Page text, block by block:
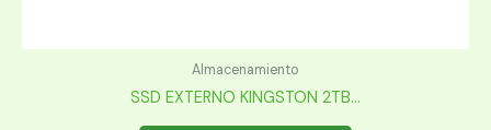
Almacenamiento
SSD EXTERNO KINGSTON 2TB...